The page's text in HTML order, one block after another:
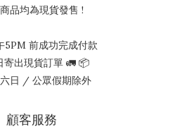
品均為現貨發售 !
5PM 前成功完成付款
寄出現貨訂單 🚛 📦
日 / 公眾假期除外
顧客服務